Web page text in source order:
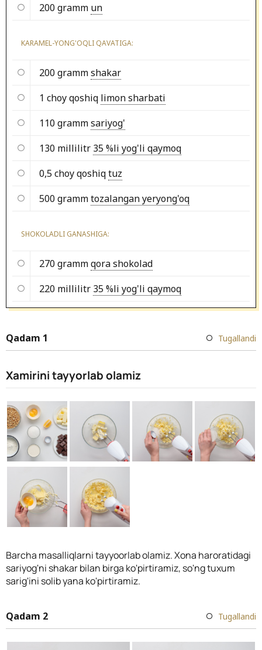
200 gramm un
KARAMEL-YONG'OQLI QAVATIGA:
200 grammshakar
1 choy qoshiq limon sharbati
110 grammsariyog'
130 millilitr 35 %li yog'li qaymoq
0,5 choy qoshiqtuz
500 grammtozalangan yeryong'oq
SHOKOLADLI GANASHIGA:
270 grammqora shokolad
220 millilitr 35 %li yog'li qaymoq
Qadam 1 Tugallandi
Xamirini tayyorlab olamiz
Barcha masalliqlarni tayyoorlab olamiz. Xona haroratidagi
sariyog'ni shakar bilan birga ko'pirtiramiz, so'ng tuxum
sarig'ini solib yana ko'pirtiramiz.
Qadam 2 Tugallandi